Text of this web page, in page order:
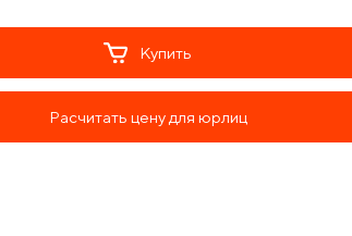
Купить
Расчитать цену для юрлиц